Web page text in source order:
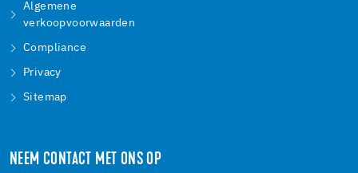
Algemene
verkoopvoorwaarden
Compliance
Privacy
Sitemap
NEEM CONTACT MET ONS OP